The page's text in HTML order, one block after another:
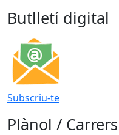
Butlletí digital
Subscriu-te
Plànol / Carrers